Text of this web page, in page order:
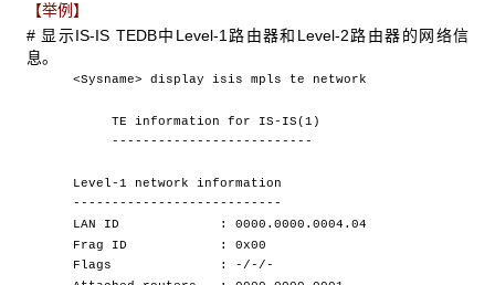
【举例】
# 显示IS-IS TEDB中Level-1路由器和Level-2路由器的网络信
息。
<Sysname> display isis mpls te network
TE information for IS-IS(1)
--------------------------
Level-1 network information
---------------------------
LAN ID : 0000.0000.0004.04
Frag ID : 0x00
Flags : -/-/-